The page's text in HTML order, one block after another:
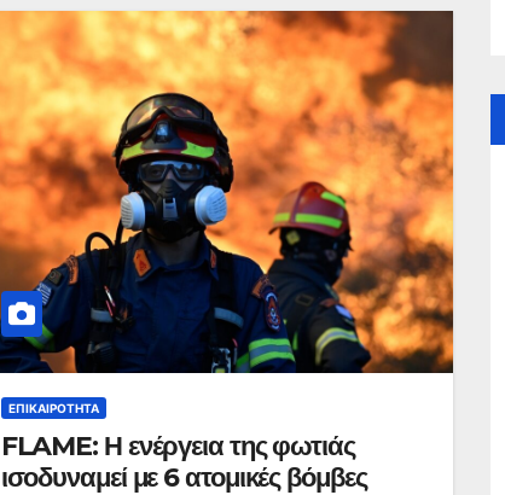
ΕΠΙΚΑΙΡΌΤΗΤΑ
FLAME: Η ενέργεια της φωτιάς
ισοδυναμεί με 6 ατομικές βόμβες